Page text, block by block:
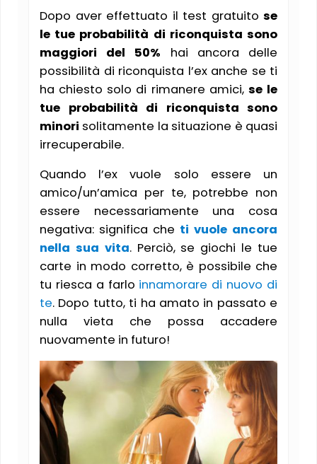
Dopo aver effettuato il test gratuito se
le tue probabilità di riconquista sono
maggiori del 50% hai ancora delle
possibilità di riconquista l’ex anche se ti
ha chiesto solo di rimanere amici, se le
tue probabilità di riconquista sono
minori solitamente la situazione è quasi
irrecuperabile.
Quando l’ex vuole solo essere un
amico/un’amica per te, potrebbe non
essere necessariamente una cosa
negativa: significa che ti vuole ancora
nella sua vita. Perciò, se giochi le tue
carte in modo corretto, è possibile che
tu riesca a farlo innamorare di nuovo di
te. Dopo tutto, ti ha amato in passato e
nulla vieta che possa accadere
nuovamente in futuro!